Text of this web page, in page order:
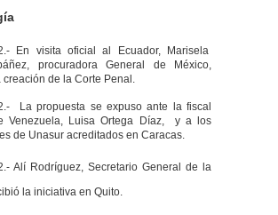
En visita oficial al Ecuador, Marisela
procuradora General de México,
creación de la Corte Penal.
La propuesta se expuso ante la fiscal
Venezuela, Luisa Ortega Díaz,
y a los
de Unasur acreditados en Caracas.
Alí Rodríguez, Secretario General de la
la iniciativa en Quito.